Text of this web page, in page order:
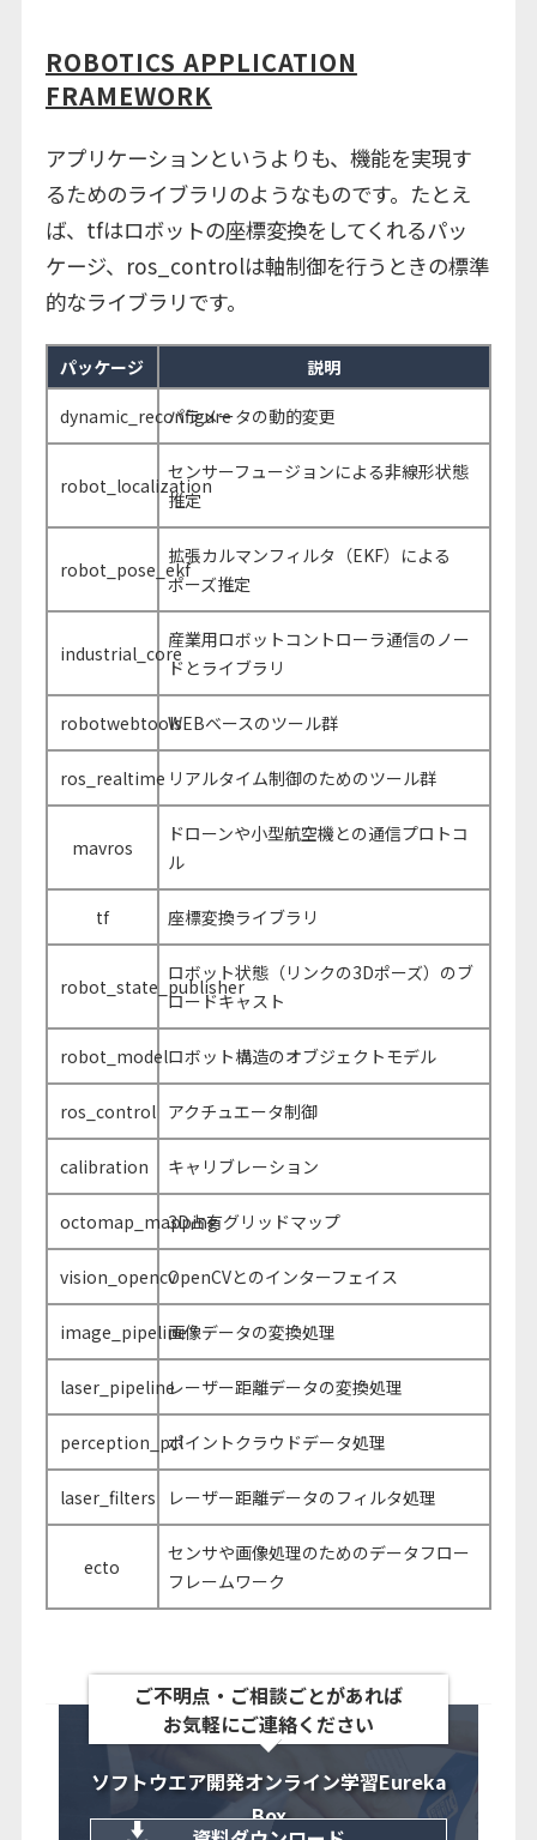
ROBOTICS APPLICATION
FRAMEWORK
アプリケーションというよりも、機能を実現す
るためのライブラリのようなものです。たとえ
ば、tfはロボットの座標変換をしてくれるパッ
ケージ、ros_controlは軸制御を行うときの標準
的なライブラリです。
パッケージ 説明
dynamic_reconfigureパラメータの動的変更
robot_localization
センサーフュージョンによる非線形状態
推定
robot_pose_ekf
拡張カルマンフィルタ（EKF）による
ポーズ推定
industrial_core
産業用ロボットコントローラ通信のノー
ドとライブラリ
robotwebtoolsWEBベースのツール群
ros_realtime リアルタイム制御のためのツール群
mavros
ドローンや小型航空機との通信プロトコ
ル
tf 座標変換ライブラリ
robot_state_publisher
ロボット状態（リンクの3Dポーズ）のブ
ロードキャスト
robot_modelロボット構造のオブジェクトモデル
ros_control アクチュエータ制御
calibration キャリブレーション
octomap_mapping3D占有グリッドマップ
vision_opencvOpenCVとのインターフェイス
image_pipeline画像データの変換処理
laser_pipelineレーザー距離データの変換処理
perception_pclポイントクラウドデータ処理
laser_filters レーザー距離データのフィルタ処理
ecto
センサや画像処理のためのデータフロー
フレームワーク
ご不明点・ご相談ごとがあれば
お気軽にご連絡ください
ソフトウエア開発オンライン学習Eureka
Box